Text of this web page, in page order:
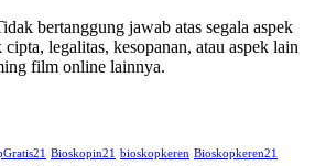
bertanggung jawab atas segala aspek
legalitas, kesopanan, atau aspek lain
film online lainnya.
Bioskopin21 bioskopkeren Bioskopkeren21